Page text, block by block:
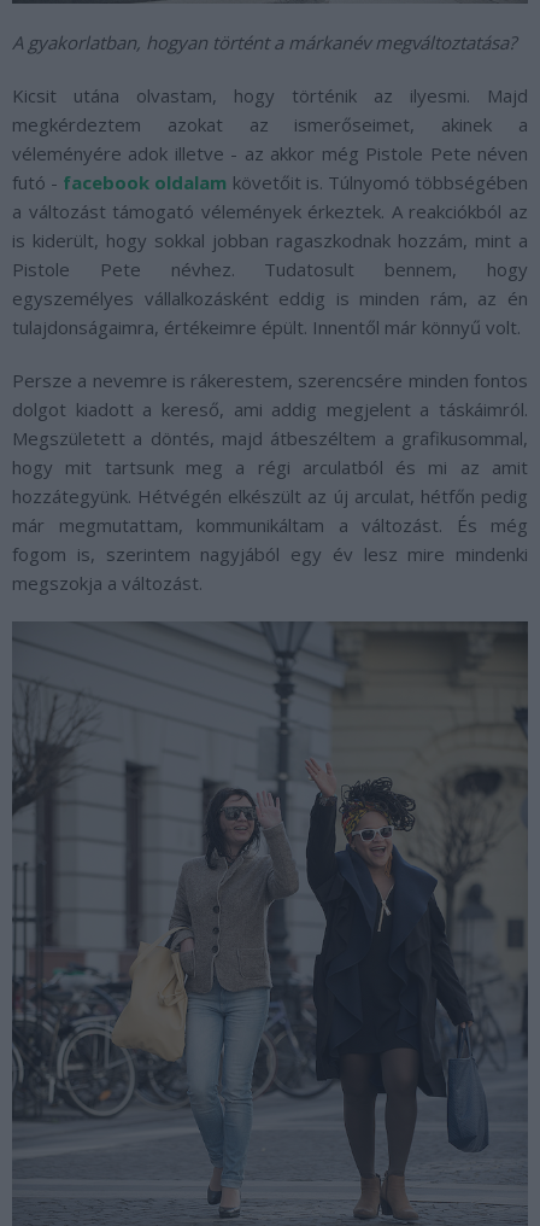
A gyakorlatban, hogyan történt a márkanév megváltoztatása?
Kicsit utána olvastam, hogy történik az ilyesmi. Majd
megkérdeztem azokat az ismerőseimet, akinek a
véleményére adok illetve - az akkor még Pistole Pete néven
futó - facebook oldalam követőit is. Túlnyomó többségében
a változást támogató vélemények érkeztek. A reakciókból az
is kiderült, hogy sokkal jobban ragaszkodnak hozzám, mint a
Pistole Pete névhez. Tudatosult bennem, hogy
egyszemélyes vállalkozásként eddig is minden rám, az én
tulajdonságaimra, értékeimre épült. Innentől már könnyű volt.
Persze a nevemre is rákerestem, szerencsére minden fontos
dolgot kiadott a kereső, ami addig megjelent a táskáimról.
Megszületett a döntés, majd átbeszéltem a grafikusommal,
hogy mit tartsunk meg a régi arculatból és mi az amit
hozzátegyünk. Hétvégén elkészült az új arculat, hétfőn pedig
már megmutattam, kommunikáltam a változást. És még
fogom is, szerintem nagyjából egy év lesz mire mindenki
megszokja a változást.